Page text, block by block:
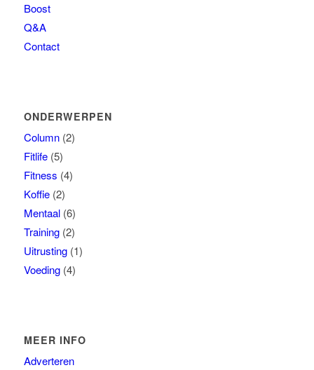
Boost
Q&A
Contact
ONDERWERPEN
Column(2)
Fitlife(5)
Fitness (4)
Koffie(2)
Mentaal(6)
Training(2)
Uitrusting(1)
Voeding(4)
MEER INFO
Adverteren